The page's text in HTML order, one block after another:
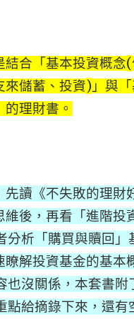
結合「基本投資概念(
來儲蓄、投資) 」與
理財書。
先讀《不失敗的理財
維後，再看「進階投
分析「購買與贖回」
瞭解投資基金的基本
也沒關係，本套書附
點給摘錄下來，還有